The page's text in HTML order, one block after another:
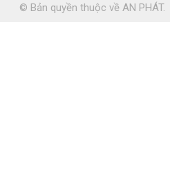
© Bản quyền thuộc về AN PHÁT.